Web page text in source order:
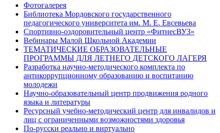
Фотогалерея
Библиотека Мордовского государственного
педагогического университета им. М. Е. Евсевьева
Спортивно-оздоровительный центр «ФитнесВУЗ»
Вебинары Малой Школьной Академии
ТЕМАТИЧЕСКИЕ ОБРАЗОВАТЕЛЬНЫЕ
ПРОГРАММЫ ДЛЯ ЛЕТНЕГО ДЕТСКОГО ЛАГЕРЯ
Разработка научно-методического комплекта по
антикоррупционному образованию и воспитанию
молодежи
Научно-образовательный центр продвижения родного
языка и литературы
Ресурсный учебно-методический центр для инвалидов и
лиц с ограниченными возможностями здоровья
По-русски реально и виртуально